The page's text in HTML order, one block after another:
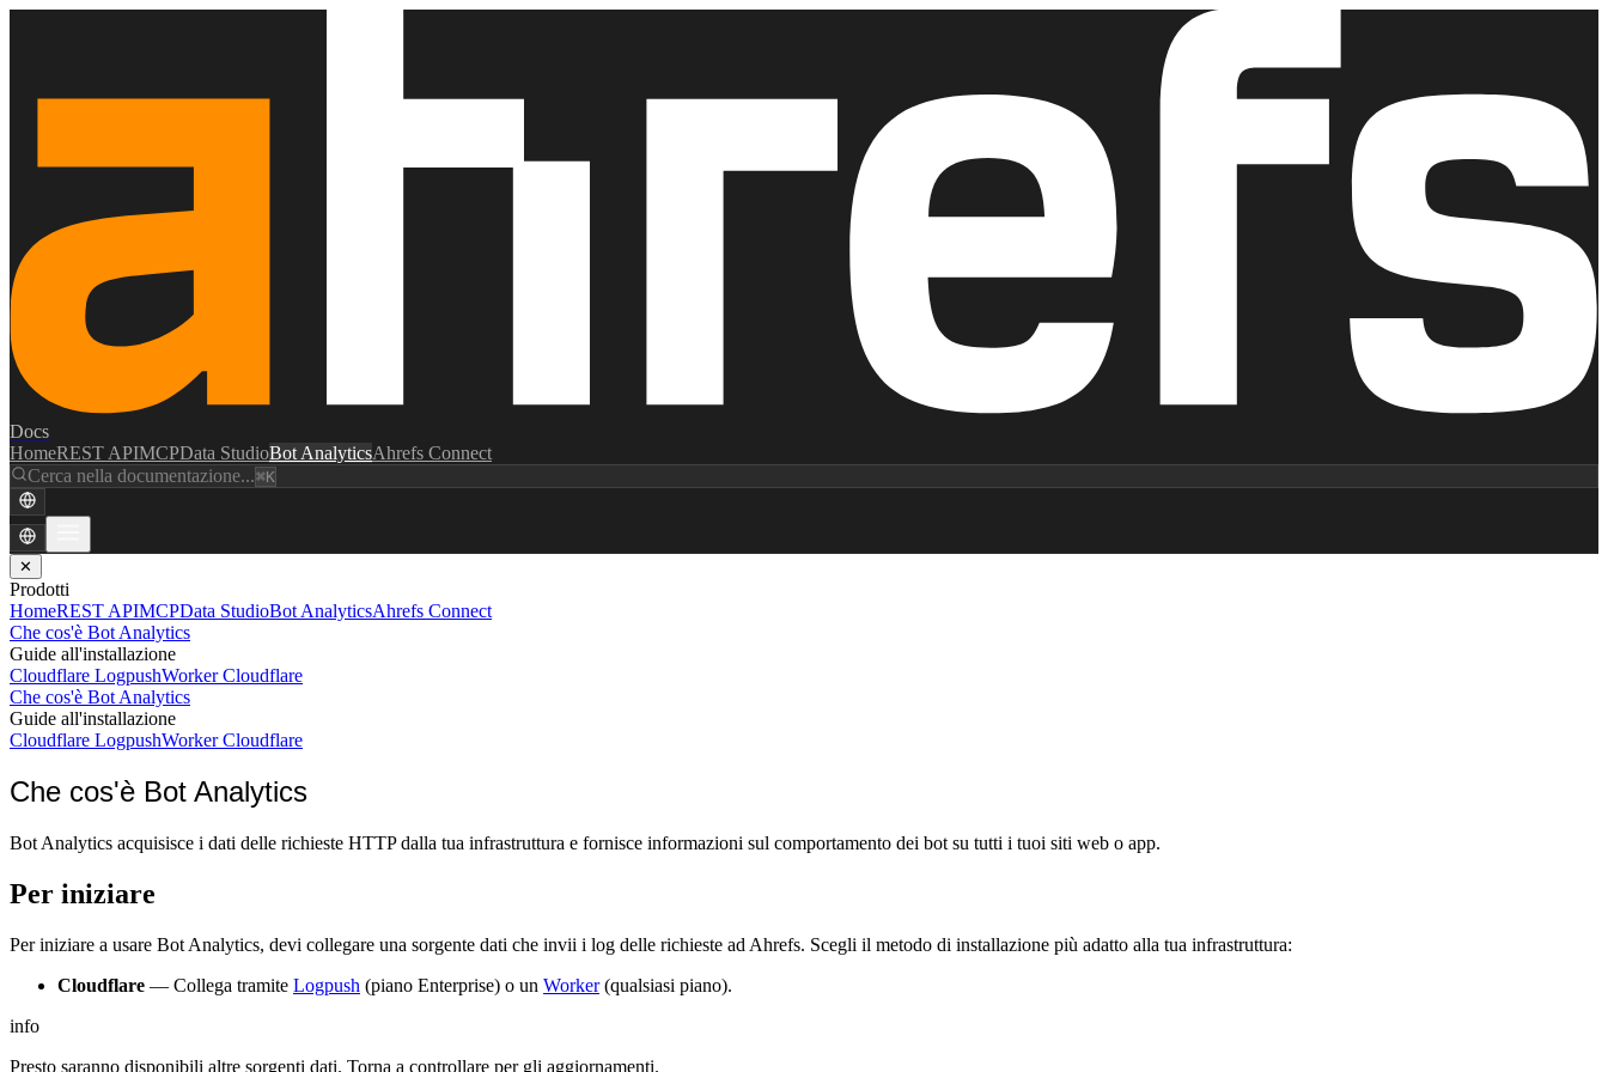
Docs
HomeREST APIMCPData StudioBot AnalyticsAhrefs Connect
Cerca nella documentazione...⌘K
✕
Prodotti
HomeREST APIMCPData StudioBot AnalyticsAhrefs Connect
Che cos'è Bot Analytics
Guide all'installazione
Cloudflare LogpushWorker Cloudflare
Che cos'è Bot Analytics
Guide all'installazione
Cloudflare LogpushWorker Cloudflare
Che cos'è Bot Analytics
Bot Analytics acquisisce i dati delle richieste HTTP dalla tua infrastruttura e fornisce informazioni sul comportamento dei bot su tutti i tuoi siti web o app.
Per iniziare
Per iniziare a usare Bot Analytics, devi collegare una sorgente dati che invii i log delle richieste ad Ahrefs. Scegli il metodo di installazione più adatto alla tua infrastruttura:
Cloudflare — Collega tramite Logpush (piano Enterprise) o un Worker(qualsiasi piano).
info
Presto saranno disponibili altre sorgenti dati. Torna a controllare per gli aggiornamenti.